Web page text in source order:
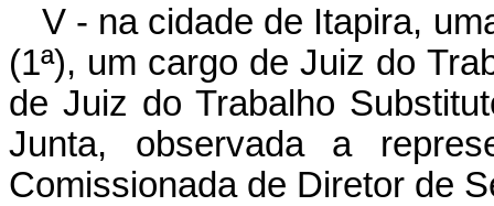
V - na cidade de Itapira,
(1ª), um cargo de Juiz do
de Juiz do Trabalho
Junta, observada a
Comissionada de Diretor de